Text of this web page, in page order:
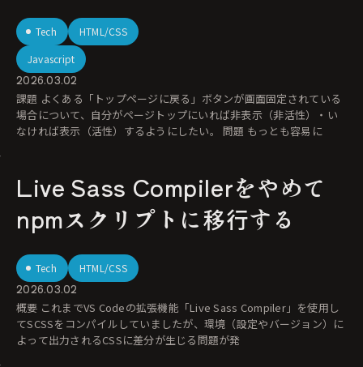
Tech
HTML/CSS
Javascript
2026.03.02
課題 よくある「トップページに戻る」ボタンが画面固定されている
場合について、自分がページトップにいれば非表示（非活性）・い
なければ表示（活性）するようにしたい。 問題 もっとも容易に
Live Sass Compilerをやめて
npmスクリプトに移行する
Tech HTML/CSS
2026.03.02
概要 これまでVS Codeの拡張機能「Live Sass Compiler」を使用し
てSCSSをコンパイルしていましたが、環境（設定やバージョン）に
よって出力されるCSSに差分が生じる問題が発